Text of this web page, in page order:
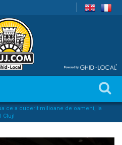
ce a cucerit milioane de oameni, la
Cluj!